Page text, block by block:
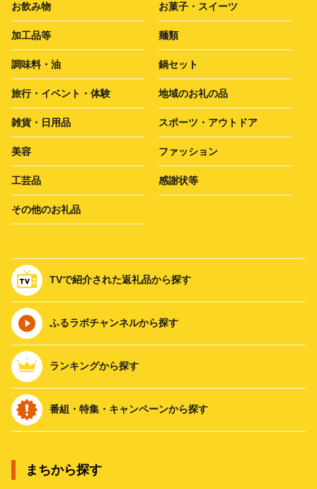
お飲み物 お菓子・スイーツ
加工品等 麺類
調味料・油 鍋セット
旅行・イベント・体験 地域のお礼の品
雑貨・日用品 スポーツ・アウトドア
美容 ファッション
工芸品 感謝状等
その他のお礼品
TVで紹介された返礼品から探す
ふるラボチャンネルから探す
ランキングから探す
番組・特集・キャンペーンから探す
まちから探す